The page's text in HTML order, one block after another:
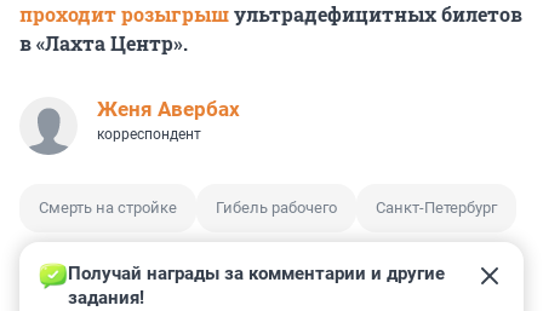
проходит розыгрышультрадефицитных билетов
в «Лахта Центр».
Женя Авербах
корреспондент
Смерть на стройке Гибель рабочего Санкт-Петербург
Получай награды за комментарии и другие
задания!